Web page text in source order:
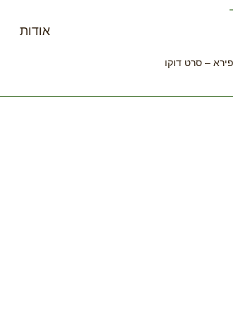
אודות
– סרט דוקו